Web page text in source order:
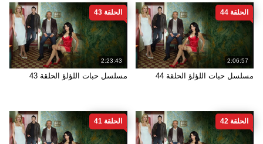
2:06:57
الحلقة 44
مسلسل حبات اللؤلؤ الحلقة 44
2:23:43
الحلقة 43
مسلسل حبات اللؤلؤ الحلقة 43
الحلقة 42 الحلقة 41